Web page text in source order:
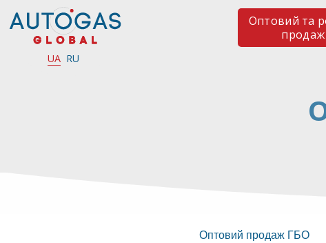
UA RU
Оптовий та
Оптовий продаж ГБО